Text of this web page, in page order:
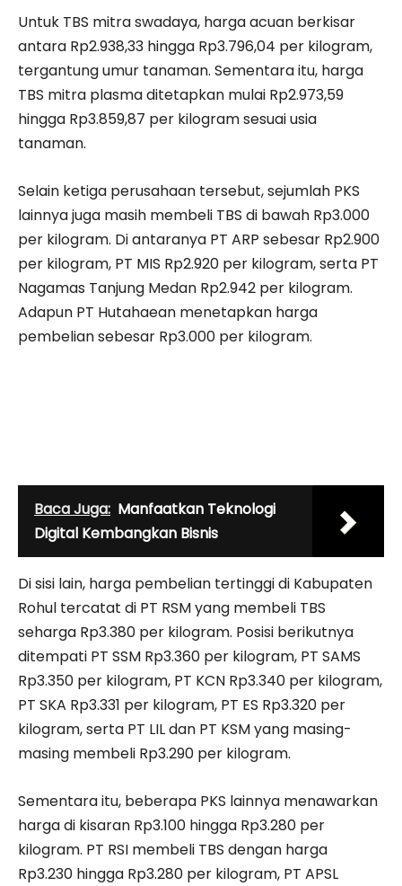
Untuk TBS mitra swadaya, harga acuan berkisar
antara Rp2.938,33 hingga Rp3.796,04 per kilogram,
tergantung umur tanaman. Sementara itu, harga
TBS mitra plasma ditetapkan mulai Rp2.973,59
hingga Rp3.859,87 per kilogram sesuai usia
tanaman.
Selain ketiga perusahaan tersebut, sejumlah PKS
lainnya juga masih membeli TBS di bawah Rp3.000
per kilogram. Di antaranya PT ARP sebesar Rp2.900
per kilogram, PT MIS Rp2.920 per kilogram, serta PT
Nagamas Tanjung Medan Rp2.942 per kilogram.
Adapun PT Hutahaean menetapkan harga
pembelian sebesar Rp3.000 per kilogram.
Baca Juga: Manfaatkan Teknologi
Digital Kembangkan Bisnis
Di sisi lain, harga pembelian tertinggi di Kabupaten
Rohul tercatat di PT RSM yang membeli TBS
seharga Rp3.380 per kilogram. Posisi berikutnya
ditempati PT SSM Rp3.360 per kilogram, PT SAMS
Rp3.350 per kilogram, PT KCN Rp3.340 per kilogram,
PT SKA Rp3.331 per kilogram, PT ES Rp3.320 per
kilogram, serta PT LIL dan PT KSM yang masing-
masing membeli Rp3.290 per kilogram.
Sementara itu, beberapa PKS lainnya menawarkan
harga di kisaran Rp3.100 hingga Rp3.280 per
kilogram. PT RSI membeli TBS dengan harga
Rp3.230 hingga Rp3.280 per kilogram, PT APSL